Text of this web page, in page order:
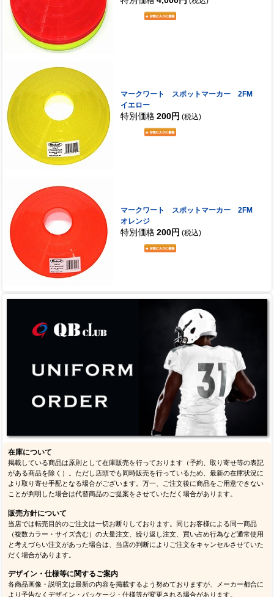
マークワート スポットマーカー 2FM
イエロー
特別価格 200円 (税込)
マークワート スポットマーカー 2FM
オレンジ
特別価格 200円 (税込)
在庫について
掲載している商品は原則として在庫販売を行っております（予約、取り寄せ等の表記
がある商品を除く）。ただし店頭でも同時販売を行っているため、最新の在庫状況に
より取り寄せ手配となる場合がございます。万一、ご注文後に商品をご用意できない
ことが判明した場合は代替商品のご提案をさせていただく場合があります。
販売方針について
当店では転売目的のご注文は一切お断りしております。同じお客様による同一商品
（複数カラー・サイズ含む）の大量注文、繰り返し注文、買い占め行為など通常使用
と考えづらい注文があった場合は、当店の判断によりご注文をキャンセルさせていた
だく場合があります。
デザイン・仕様等に関するご案内
各商品画像・説明文は最新の内容を掲載するよう努めておりますが、メーカー都合に
より予告なくデザイン・パッケージ・仕様等が変更される場合があります。